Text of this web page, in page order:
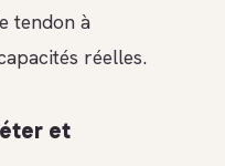
tendon à
réelles.
et